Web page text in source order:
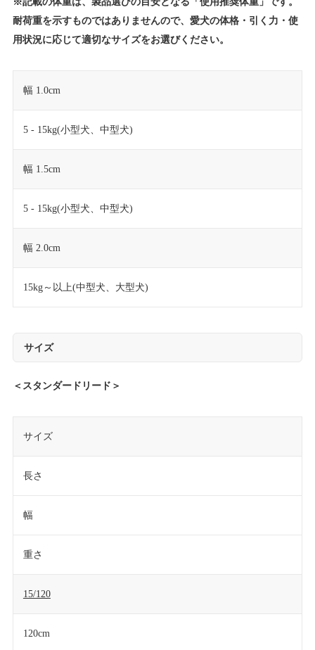
耐荷重を示すものではありませんので、愛犬の体格・引く力・使
用状況に応じて適切なサイズをお選びください。
幅 1.0cm
5 - 15kg(小型犬、中型犬)
幅 1.5cm
5 - 15kg(小型犬、中型犬)
幅 2.0cm
15kg～以上(中型犬、大型犬)
サイズ
＜スタンダードリード＞
サイズ
長さ
幅
重さ
15/120
120cm